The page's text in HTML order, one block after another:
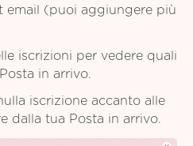
email (puoi aggiungere più
iscrizioni per vedere quali
in arrivo.
iscrizione accanto alle
dalla tua Posta in arrivo.